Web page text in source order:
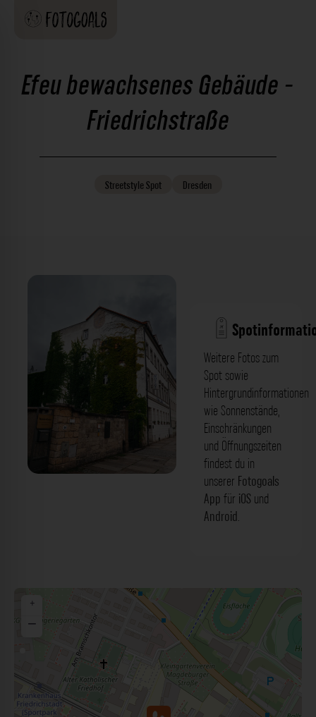
Efeu bewachsenes Gebäude -
Friedrichstraße
StreetstyleSpot Dresden
Weitere Fotos zum
Spot sowie
Hintergrundinformationen
wie Sonnenstände,
Einschränkungen
und Öffnungszeiten
findest du in
unserer Fotogoals
App für iOS und
Android.
+
−